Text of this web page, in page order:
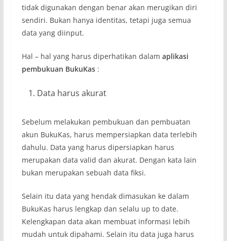
tidak digunakan dengan benar akan merugikan diri
sendiri. Bukan hanya identitas, tetapi juga semua
data yang diinput.
Hal – hal yang harus diperhatikan dalam aplikasi
pembukuan BukuKas:
Data harus akurat
Sebelum melakukan pembukuan dan pembuatan
akun BukuKas, harus mempersiapkan data terlebih
dahulu. Data yang harus dipersiapkan harus
merupakan data valid dan akurat. Dengan kata lain
bukan merupakan sebuah data fiksi.
Selain itu data yang hendak dimasukan ke dalam
BukuKas harus lengkap dan selalu up to date.
Kelengkapan data akan membuat informasi lebih
mudah untuk dipahami. Selain itu data juga harus